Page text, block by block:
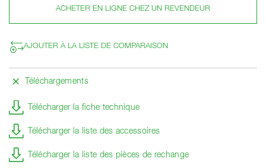
ACHETER EN LIGNE CHEZ UN REVENDEUR
AJOUTER À LA LISTE DE COMPARAISON
Téléchargements
Télécharger la fiche technique
Télécharger la liste des accessoires
Télécharger la liste des pièces de rechange